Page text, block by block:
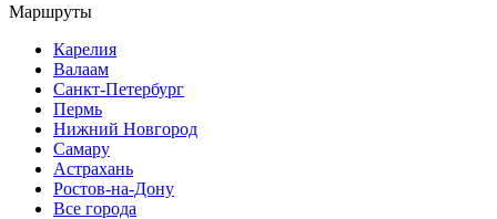
Маршруты
Карелия
Валаам
Санкт-Петербург
Пермь
Нижний Новгород
Самару
Астрахань
Ростов-на-Дону
Все города